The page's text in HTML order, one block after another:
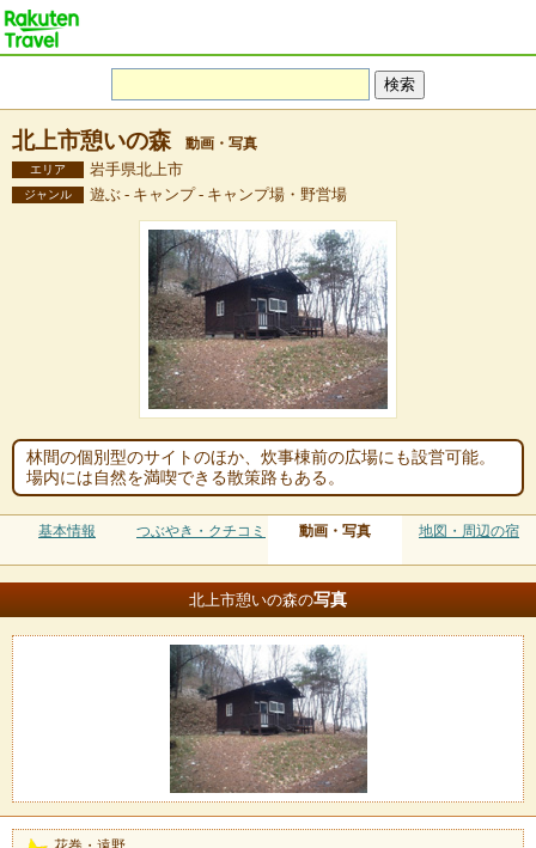
北上市憩いの森 動画・写真
エリア 岩手県北上市
ジャンル 遊ぶ - キャンプ - キャンプ場・野営場
林間の個別型のサイトのほか、炊事棟前の広場にも設営可能。
場内には自然を満喫できる散策路もある。
基本情報 つぶやき・クチコミ 動画・写真 地図・周辺の宿
北上市憩いの森の写真